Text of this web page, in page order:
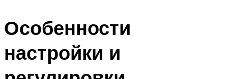
Особенности
настройки и